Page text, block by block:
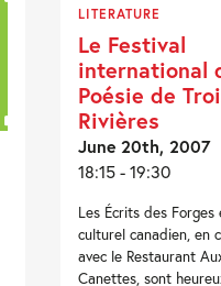
LITERATURE
Le Festival
international
Poésie de
Rivières
June 20th, 2007
18:15 - 19:30
Les Écrits des
culturel canadien, en
avec le Restaurant
Canettes, sont